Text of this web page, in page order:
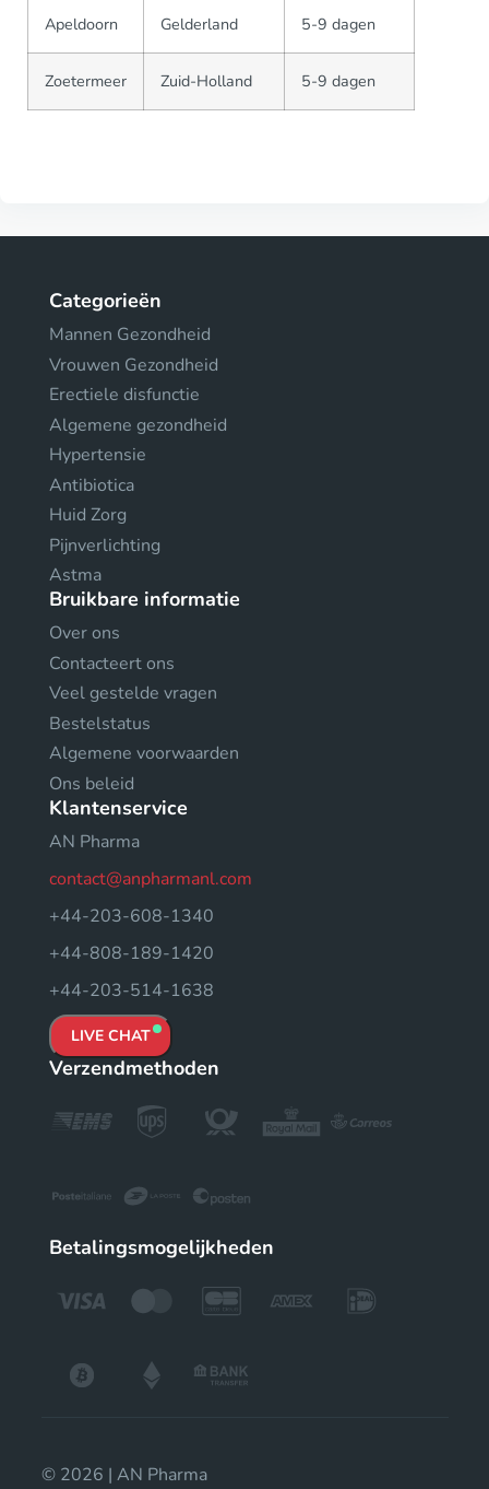
Apeldoorn Gelderland 5-9 dagen
Zoetermeer Zuid-Holland 5-9 dagen
Categorieën
Mannen Gezondheid
Vrouwen Gezondheid
Erectiele disfunctie
Algemene gezondheid
Hypertensie
Antibiotica
Huid Zorg
Pijnverlichting
Astma
Bruikbare informatie
Over ons
Contacteert ons
Veel gestelde vragen
Bestelstatus
Algemene voorwaarden
Ons beleid
Klantenservice
AN Pharma
contact@anpharmanl.com
+44-203-608-1340
+44-808-189-1420
+44-203-514-1638
LIVE CHAT
Verzendmethoden
Betalingsmogelijkheden
© 2026 | AN Pharma